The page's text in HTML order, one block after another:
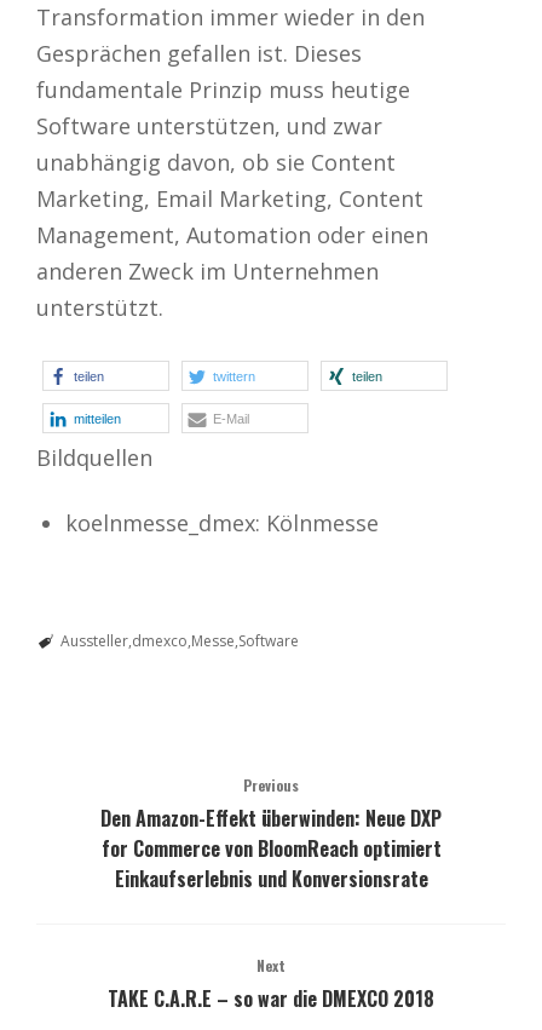
Transformation immer wieder in den
Gesprächen gefallen ist. Dieses
fundamentale Prinzip muss heutige
Software unterstützen, und zwar
unabhängig davon, ob sie Content
Marketing, Email Marketing, Content
Management, Automation oder einen
anderen Zweck im Unternehmen
unterstützt.
teilen twittern teilen
mitteilen E-Mail
Bildquellen
koelnmesse_dmex: Kölnmesse
Aussteller dmexco Messe Software
Previous
Den Amazon-Effekt überwinden: Neue DXP
for Commerce von BloomReach optimiert
Einkaufserlebnis und Konversionsrate
Next
TAKE C.A.R.E – so war die DMEXCO 2018